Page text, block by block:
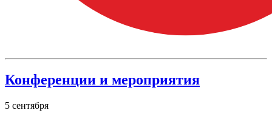
Конференции и мероприятия
5 сентября